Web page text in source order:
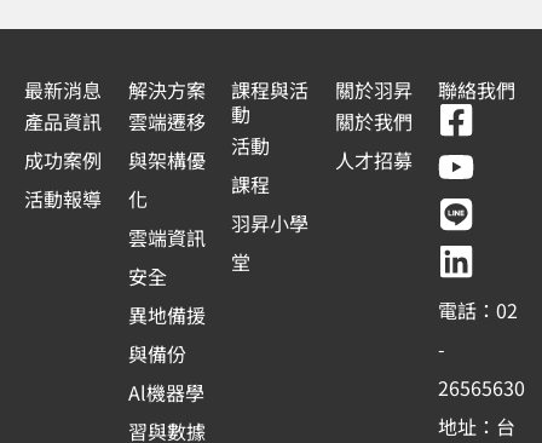
最新消息
產品資訊
成功案例
活動報導
解決方案
雲端遷移
與架構優
化
雲端資訊
安全
異地備援
與備份
Al機器學
習與數據
課程與活
動
活動
課程
羽昇小學
堂
關於羽昇
關於我們
人才招募
聯絡我們
F
a
c
e
b
o
o
k
-
Y
o
u
t
u
b
e
L
i
n
e
L
i
n
k
e
d
i
n
電話：02
-
26565630
地址：台